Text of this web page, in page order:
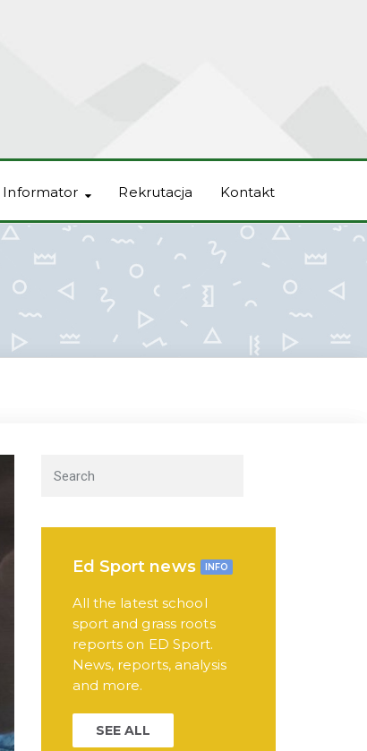
Informator Rekrutacja Kontakt
Ed Sport news INFO
All the latest school
sport and grass roots
reports on ED Sport.
News, reports, analysis
and more.
SEE ALL